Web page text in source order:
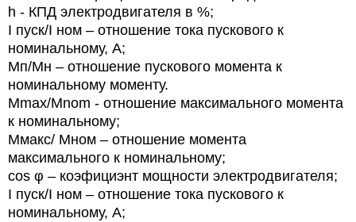
h - КПД электродвигателя в %;
I пуск/I ном – отношение тока пускового к
номинальному, А;
Мп/Мн – отношение пускового момента к
номинальному моменту.
Mmax/Mnom - отношение максимального момента
к номинальному;
Ммакс/ Мном – отношение момента
максимального к номинальному;
cos φ – коэфициэнт мощности электродвигателя;
I пуск/I ном – отношение тока пускового к
номинальному, А;